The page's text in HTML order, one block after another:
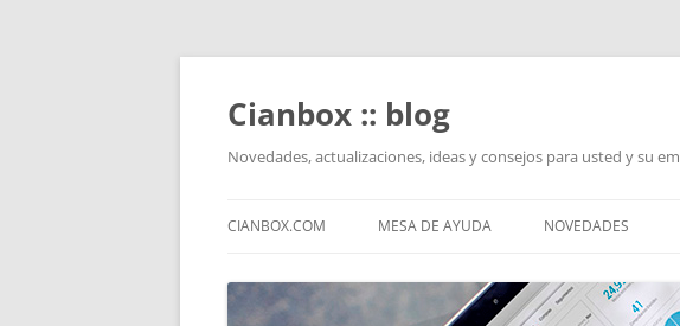
Saltar
contenido
Cianbox :: blog
Novedades, actualizaciones, ideas y consejos para usted y su
CIANBOX.COM MESA DE AYUDA NOVEDADES